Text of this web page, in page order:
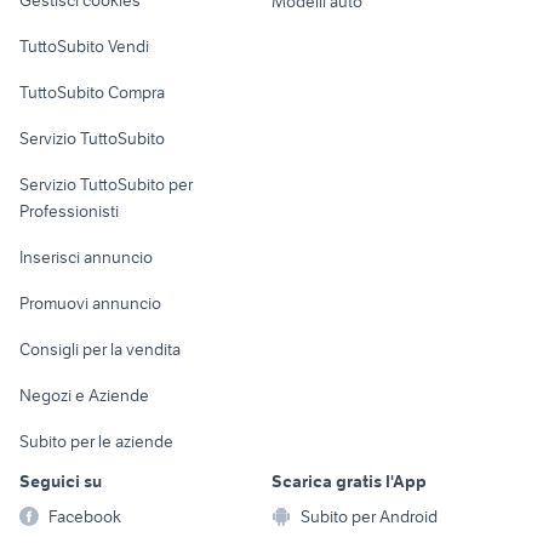
renault modus usata
golden retriever cuccioli
Informatica
Console e
Fotografia
Telefonia
Biciclette
TuttoSubito Vendi
TuttoSubito Compra
Servizio TuttoSubito
Servizio TuttoSubito per
Professionisti
Inserisci annuncio
Promuovi annuncio
Consigli per la vendita
Negozi e Aziende
Subito per le aziende
Seguici su
Facebook
Scarica gratis l'App
Subito per Android